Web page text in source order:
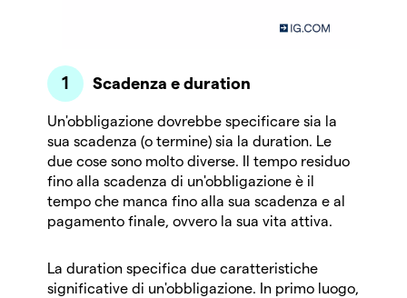
Scadenza e duration
Un'obbligazione dovrebbe specificare sia la
sua scadenza (o termine) sia la duration. Le
due cose sono molto diverse. Il tempo residuo
fino alla scadenza di un'obbligazione è il
tempo che manca fino alla sua scadenza e al
pagamento finale, ovvero la sua vita attiva.
La duration specifica due caratteristiche
significative di un'obbligazione. In primo luogo,